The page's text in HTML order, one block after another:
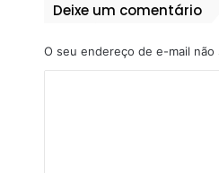
Deixe um comentário
O seu endereço de e-mail não